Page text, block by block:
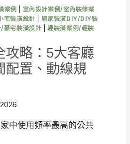
案例
室內設計案例/室內裝修案
宅裝潢設計
居家裝潢DIY/DIY裝
豪宅裝潢設計 |輕裝潢案例/輕裝
攻略：5大客廳
配置、動線規
中使用頻率最高的公共